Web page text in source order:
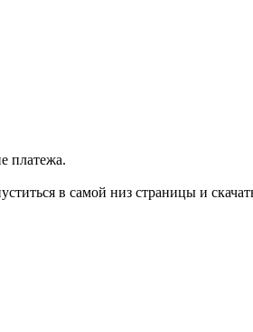
платежа.
в самой низ страницы и